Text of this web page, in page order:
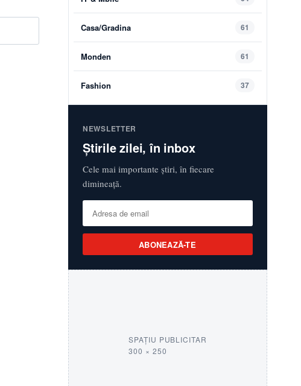
Casa/Gradina 61
Monden 61
Fashion 37
NEWSLETTER
Știrile zilei, în inbox
Cele mai importante știri, în fiecare
dimineață.
ABONEAZĂ-TE
SPAȚIU PUBLICITAR
300 × 250